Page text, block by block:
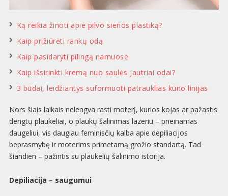
Ką reikia žinoti apie pilvo sienos plastiką?
Kaip prižiūrėti rankų odą
Kaip pasidaryti pilingą namuose
Kaip išsirinkti kremą nuo saulės jautriai odai?
3 būdai, leidžiantys suformuoti patrauklias kūno linijas
Nors šiais laikais nelengva rasti moterį, kurios kojas ar pažastis
dengtų plaukeliai, o plaukų šalinimas lazeriu – prieinamas
daugeliui, vis daugiau feminisčių kalba apie depiliacijos
beprasmybę ir moterims primetamą grožio standartą. Tad
šiandien – pažintis su plaukelių šalinimo istorija.
Depiliacija – saugumui